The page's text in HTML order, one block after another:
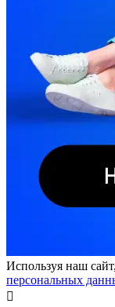
Используя наш
персональных
